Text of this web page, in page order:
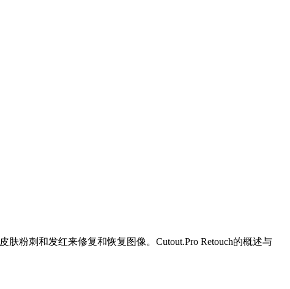
粉刺和发红来修复和恢复图像。Cutout.Pro Retouch的概述与